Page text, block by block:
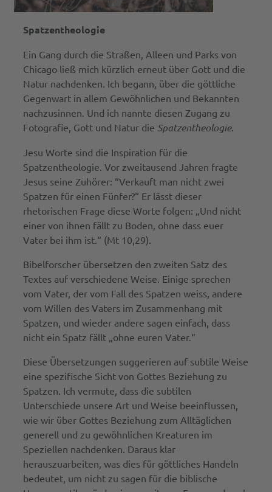
Spatzentheologie
Ein Gang durch die Straßen, Alleen und Parks von
Chicago ließ mich kürzlich erneut über Gott und die
Natur nachdenken. Ich begann, über die göttliche
Gegenwart in allem Gewöhnlichen und Bekannten
nachzusinnen. Und ich nannte diesen Zugang zu
Fotografie, Gott und Natur die Spatzentheologie.
Jesu Worte sind die Inspiration für die
Spatzentheologie. Vor zweitausend Jahren fragte
Jesus seine Zuhörer: “Verkauft man nicht zwei
Spatzen für einen Fünfer?“ Er lässt dieser
rhetorischen Frage diese Worte folgen: „Und nicht
einer von ihnen fällt zu Boden, ohne dass euer
Vater bei ihm ist.“ (Mt 10,29).
Bibelforscher übersetzen den zweiten Satz des
Textes auf verschiedene Weise. Einige sprechen
vom Vater, der vom Fall des Spatzen weiss, andere
vom Willen des Vaters im Zusammenhang mit
Spatzen, und wieder andere sagen einfach, dass
nicht ein Spatz fällt „ohne euren Vater.“
Diese Übersetzungen suggerieren auf subtile Weise
eine spezifische Sicht von Gottes Beziehung zu
Spatzen. Ich vermute, dass die subtilen
Unterschiede unsere Art und Weise beeinflussen,
wie wir über Gottes Beziehung zum Alltäglichen
generell und zu gewöhnlichen Kreaturen im
Speziellen nachdenken. Daraus klar
herauszuarbeiten, was dies für göttliches Handeln
bedeutet, um nicht zu sagen für die biblische